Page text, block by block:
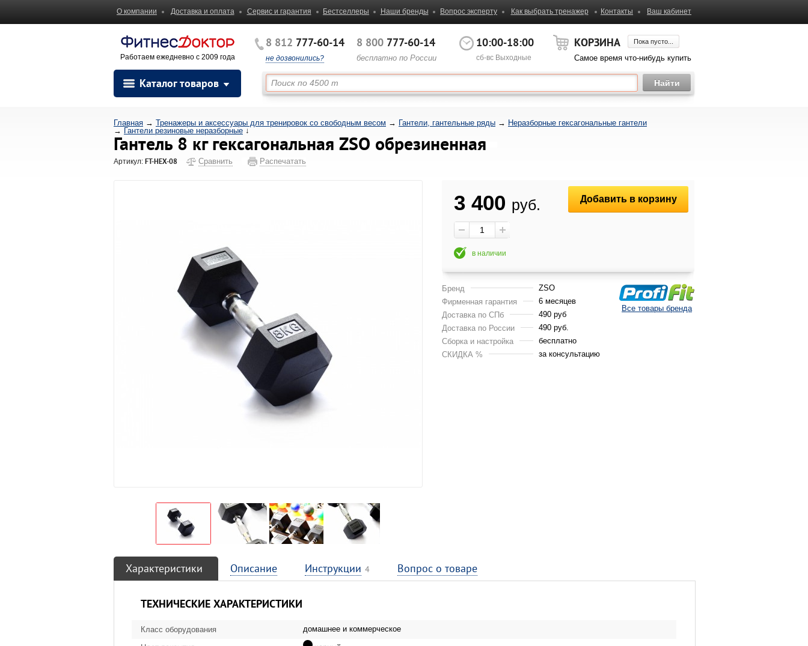
О компании Доставка и оплата Сервис и гарантия Бестселлеры Наши бренды Вопрос эксперту Как выбрать тренажер Контакты Ваш кабинет
Работаем ежедневно с 2009 года
8 812 777-60-14
не дозвонились?
8 800 777-60-14
бесплатно по России
10:00-18:00
сб-вс Выходные
КОРЗИНА Пока пусто...
Самое время что-нибудь купить
Каталог товаров
Главная → Тренажеры и аксессуары для тренировок со свободным весом → Гантели, гантельные ряды → Неразборные гексагональные гантели
→ Гантели резиновые неразборные ↓
Гантель 8 кг гексагональная ZSO обрезиненная
Артикул: FT-HEX-08 Сравнить Распечатать
3 400 руб.
в наличии
Добавить в корзину
Бренд
ZSO
Фирменная гарантия
6 месяцев
Доставка по СПб
490 руб
Доставка по России
490 руб.
Сборка и настройка
бесплатно
СКИДКА %
за консультацию
Все товары бренда
Характеристики Описание Инструкции 4 Вопрос о товаре
ТЕХНИЧЕСКИЕ ХАРАКТЕРИСТИКИ
Класс оборудования домашнее и коммерческое